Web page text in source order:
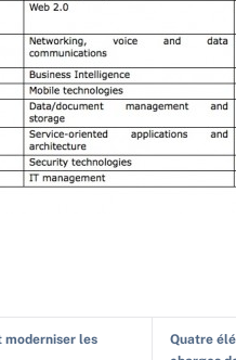
moderniser les
Quatre